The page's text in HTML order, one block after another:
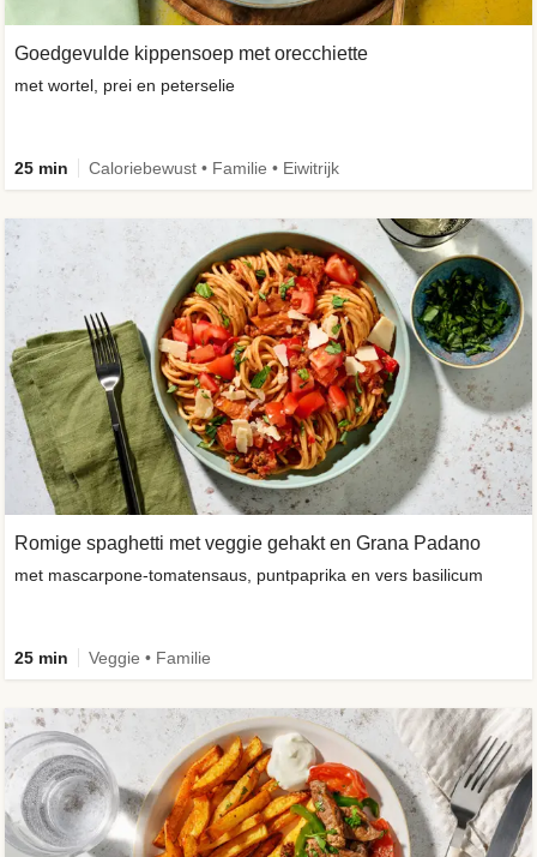
Goedgevulde kippensoep met orecchiette
met wortel, prei en peterselie
25 min Caloriebewust • Familie • Eiwitrijk
Romige spaghetti met veggie gehakt en Grana Padano
met mascarpone-tomatensaus, puntpaprika en vers basilicum
25 min Veggie • Familie